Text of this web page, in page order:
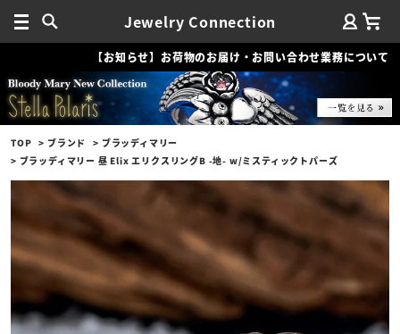
Jewelry Connection
【お知らせ】お荷物のお届け・お問い合わせ業務について
TOP ブランド
ブラッディマリー
ブラッディマリー 昼 Elix エリクスリングB -地- w/ミスティックトパーズ